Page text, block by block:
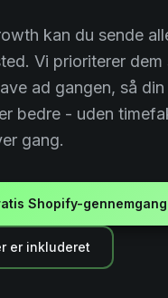
Setup
Optimering
kan du sende
Vi prioriterer dem
ad gangen, så
bedre - uden
gang.
Shopify-gennemgang
er inkluderet